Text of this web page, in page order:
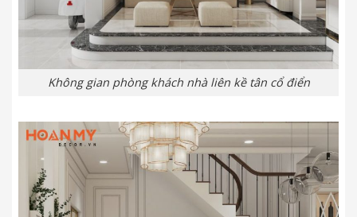
Không gian phòng khách nhà liên kề tân cổ điển